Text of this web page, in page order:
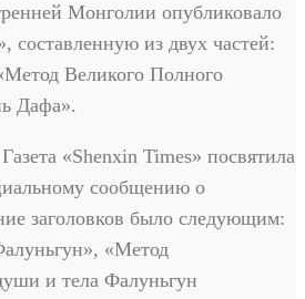
Монголии опубликовало
составленную из двух частей:
Великого Полного
Дафа».
«Shenxin Times» посвятила
сообщению о
заголовков было следующим:
«Метод
и тела Фалуньгун